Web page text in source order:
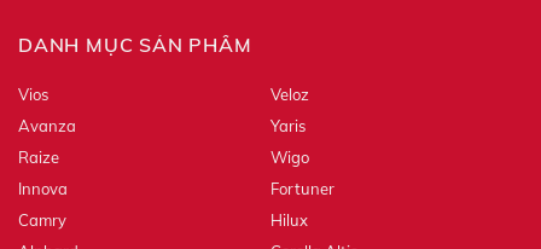
DANH MỤC SẢN PHẨM
Vios
Veloz
Avanza
Yaris
Raize
Wigo
Innova
Fortuner
Camry
Hilux